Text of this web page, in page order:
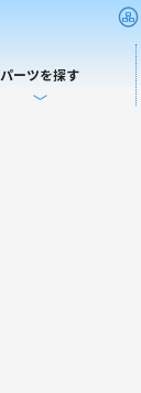
パーツを探す